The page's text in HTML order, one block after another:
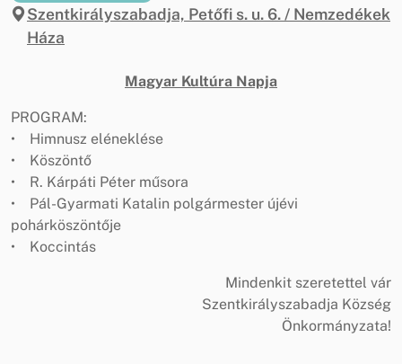
Szentkirályszabadja, Petőfi s. u. 6. / Nemzedékek
Háza
Magyar Kultúra Napja
PROGRAM:
• Himnusz eléneklése
• Köszöntő
• R. Kárpáti Péter műsora
• Pál-Gyarmati Katalin polgármester újévi
pohárköszöntője
• Koccintás
Mindenkit szeretettel vár
Szentkirályszabadja Község
Önkormányzata!